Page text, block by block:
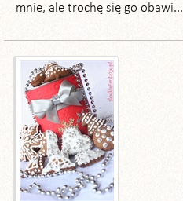
mnie, ale trochę się go obawi...